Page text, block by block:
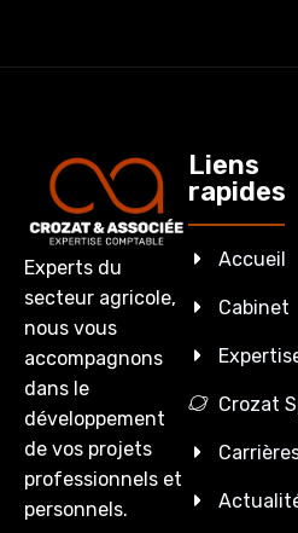
Experts du
secteur agricole,
nous vous
accompagnons
dans le
développement
de vos projets
professionnels et
personnels.
Liens
rapides
Accueil
Cabinet
Crozat